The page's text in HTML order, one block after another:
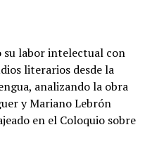
su labor intelectual con
literarios desde la
analizando la obra
y Mariano Lebrón
en el Coloquio sobre